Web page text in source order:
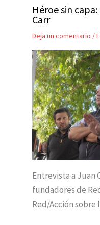
Héroe sin
Carr
Deja un comentario /
Entrevista a Juan
fundadores de
Red/Acción sobre